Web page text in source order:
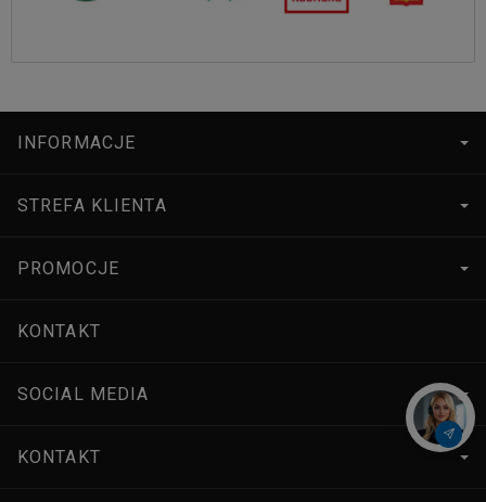
INFORMACJE
STREFA KLIENTA
PROMOCJE
KONTAKT
SOCIAL MEDIA
KONTAKT